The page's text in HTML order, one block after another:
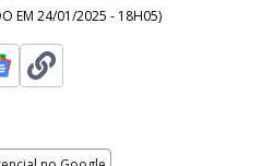
EM 24/01/2025 - 18H05)